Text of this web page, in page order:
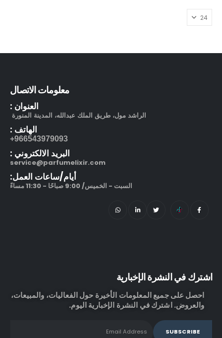
مرطب مويستر سردج مع حماية من الشمس SPF 25
–
معلومات الاتصال
العنوان :
الراشد مول، طريق الملك عبدالله، المدينة المنورة
الهاتف :
966543979093+
البريد الالكتروني :
service@parfumelixir.com
أيام/ساعات العمل:
السبت - الخميس/ 9:00 صباحًا - 11:30 مساءً
اشترك في النشرة الإخبارية
احصل على جميع المعلومات الأخيرة حول الفعاليات، والمبيعات،
والعروض. اشترك في النشرة الإخبارية اليوم.